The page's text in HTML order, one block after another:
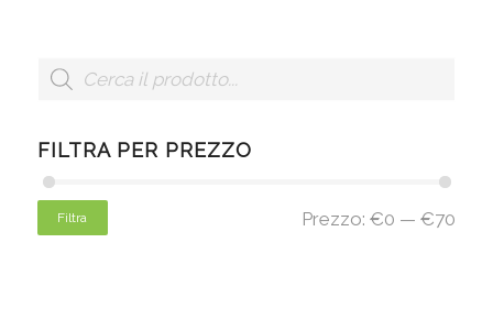
FILTRA PER PREZZO
Filtra Prezzo:€0 —€70